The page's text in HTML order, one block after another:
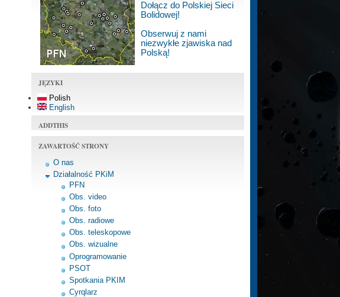
Dołącz do Polskiej Sieci
Bolidowej!
Obserwuj z nami
niezwykłe zjawiska nad
Polską!
JĘZYKI
Polish
English
ADDTHIS
ZAWARTOŚĆ STRONY
O nas
Działalność PKiM
PFN
Obs. video
Obs. foto
Obs. radiowe
Obs. teleskopowe
Obs. wizualne
Oprogramowanie
PSOT
Spotkania PKIM
Cyrqlarz